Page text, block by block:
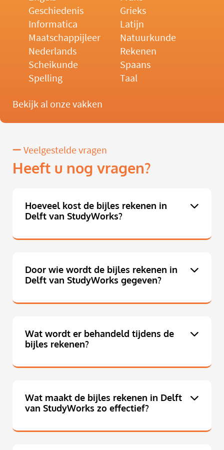
Geschiedenis
Grieks
Informatica
Latijn
Maatschappijleer
Natuurkunde
Nederlands
Rekenen
Scheikunde
Spaans
Spelling
Taal
Bekijk al onze vakken
Veelgestelde vragen
Heeft u nog vragen?
Hoeveel kost de bijles rekenen in
Delft van StudyWorks?
Door wie wordt de bijles rekenen in
Delft van StudyWorks gegeven?
Wat wordt er behandeld tijdens de
bijles rekenen?
Wat maakt de bijles rekenen in Delft
van StudyWorks zo effectief?